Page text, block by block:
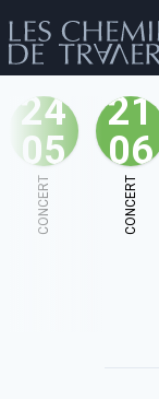
agenda
24
05
CONCERT
21
06
CONCERT